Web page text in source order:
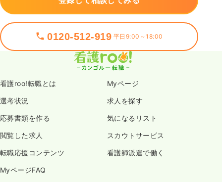
0120-512-919 平日9:00～18:00
看護roo!転職とは Myページ
選考状況 求人を探す
応募書類を作る 気になるリスト
閲覧した求人 スカウトサービス
転職応援コンテンツ 看護師派遣で働く
MyページFAQ